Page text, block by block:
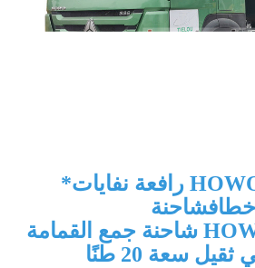
*رافعة نفايات HOWO 6×4 ذات
خطافشاحنة
شاحنة جمع القمامة HOWO ذات محمل
سعة 20 طنًا